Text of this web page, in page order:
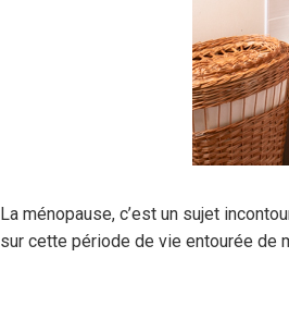
La ménopause, c’est un sujet
sur cette période de vie entourée de